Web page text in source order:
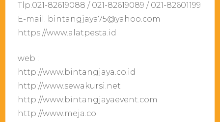
Tlp.021-82619088 / 021-82619089 / 021-82601199
E-mail. bintangjaya75@yahoo.com
https://www.alatpesta.id
web :
http://www.bintangjaya.co.id
http://www.sewakursi.net
http://www.bintangjayaevent.com
http://www.meja.co